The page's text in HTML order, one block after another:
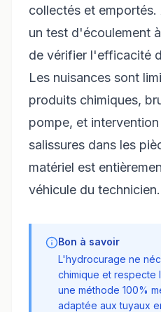
collectés et
un test d'écoulement
de vérifier l'efficacité
Les nuisances sont
produits chimiques,
pompe, et
salissures dans les
matériel est
véhicule du technicien.
Bon à savoir
L'hydrocurage ne
chimique et respecte
une méthode 100%
adaptée aux tuyaux